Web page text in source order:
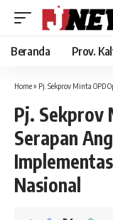
Beranda Prov.
Home» Pj. Sekprov Minta OPD
Pj. Sekprov
Serapan
Nasional